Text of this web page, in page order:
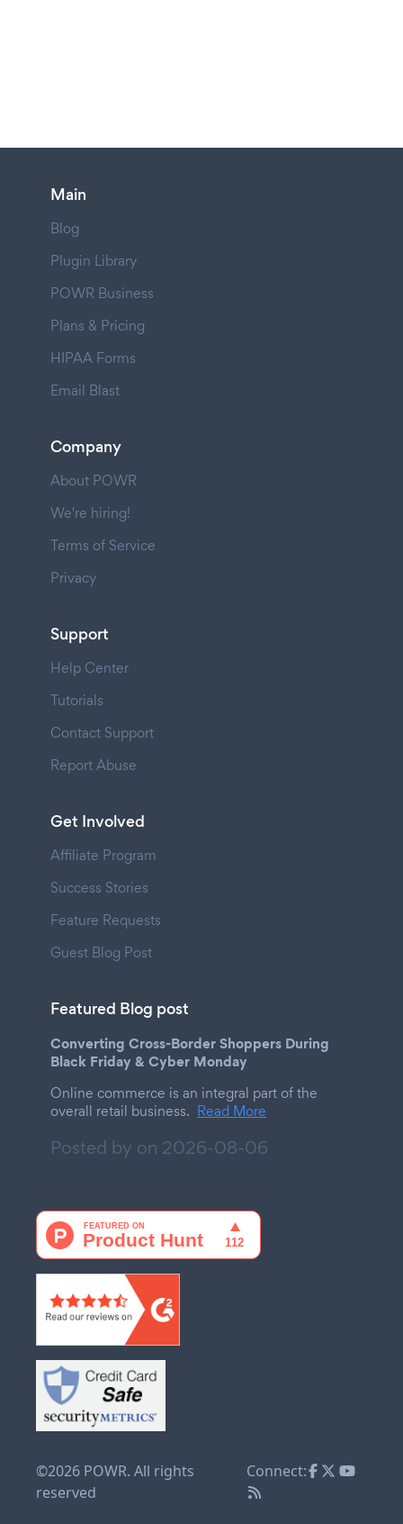
Main
Blog
Plugin Library
POWR Business
Plans & Pricing
HIPAA Forms
Email Blast
Company
About POWR
We're hiring!
Terms of Service
Privacy
Support
Help Center
Tutorials
Contact Support
Report Abuse
Get Involved
Affiliate Program
Success Stories
Feature Requests
Guest Blog Post
Featured Blog post
Converting Cross-Border Shoppers During
Black Friday & Cyber Monday
Online commerce is an integral part of the
overall retail business. Read More
Posted by on 2026-08-06
©2026 POWR. All rights
reserved
Connect: